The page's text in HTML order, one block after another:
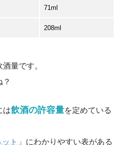
71ml
208ml
量です。
は飲酒の許容量を定めている
ト 」にわかりやすい表がある